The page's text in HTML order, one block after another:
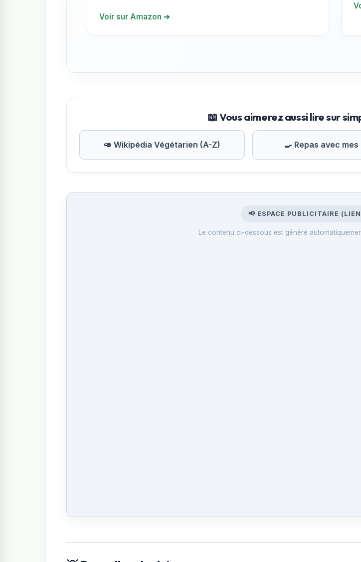
Voir sur Amazon ➔
📖 Vous aimerez aussi lire sur
🥑 Wikipédia Végétarien (A-Z) 🍳 Repas avec
📢 ESPACE PUBLICITAIRE
Le contenu ci-dessous est généré